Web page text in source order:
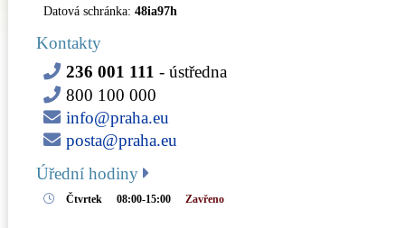
Datová schránka: 48ia97h
Kontakty
236 001 111 - ústředna
800 100 000
info@praha.eu
posta@praha.eu
Úřední hodiny
Čtvrtek 08:00-15:00 Zavřeno